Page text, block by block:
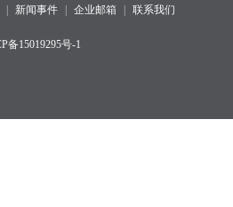
新闻事件 企业邮箱 联系我们
备15019295号-1